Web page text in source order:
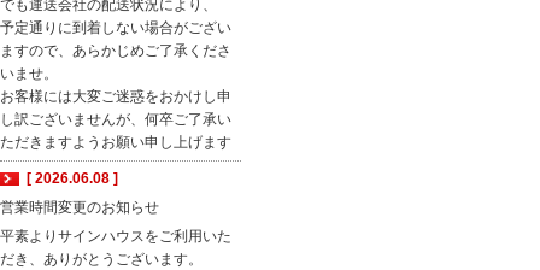
でも運送会社の配送状況により、
予定通りに到着しない場合がござい
ますので、あらかじめご了承くださ
いませ。
お客様には大変ご迷惑をおかけし申
し訳ございませんが、何卒ご了承い
ただきますようお願い申し上げます
[ 2026.06.08 ]
営業時間変更のお知らせ
平素よりサインハウスをご利用いた
だき、ありがとうございます。